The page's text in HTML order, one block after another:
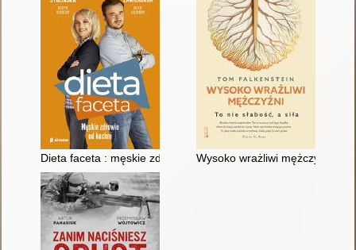
Dieta faceta : męskie zdrowie od kuchniWysoko wrażliwi mężczyźni : to